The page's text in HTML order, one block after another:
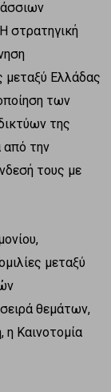
στρατηγική
μεταξύ Ελλάδας
των
της
από την
τους με
μεταξύ
θεμάτων,
Καινοτομία